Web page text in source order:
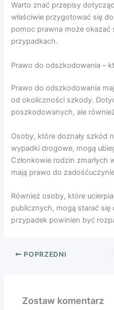
Warto znać przepisy
właściwie przygotować się
pomoc prawna może okazać
przypadkach.
Prawo do odszkodowania –
Prawo do odszkodowania
od okoliczności szkody.
poszkodowanych, ale
Osoby, które doznały szkód
wypadki drogowe, mogą
Członkowie rodzin
mają prawo do
Również osoby, które
publicznych, mogą starać
przypadek powinien być
POPRZEDNI
Zostaw komentarz